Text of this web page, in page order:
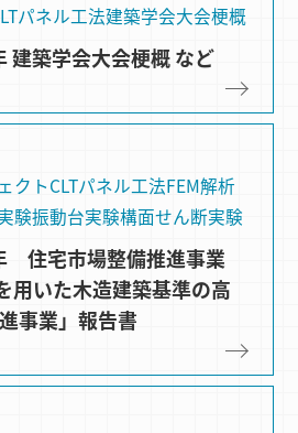
パネル工法建築学会大会梗概
建築学会大会梗概 など
クトCLTパネル⼯法FEM解析
験振動台実験構⾯せん断実験
住宅市場整備推進事業
用いた木造建築基準の高
事業」報告書